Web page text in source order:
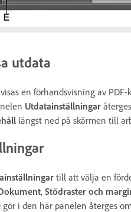
utdata
visas en förhandsvisning av
Utdatainställningar
längst ned på skärmen till
till att välja en
, Stödraster och
gör i den här panelen återges